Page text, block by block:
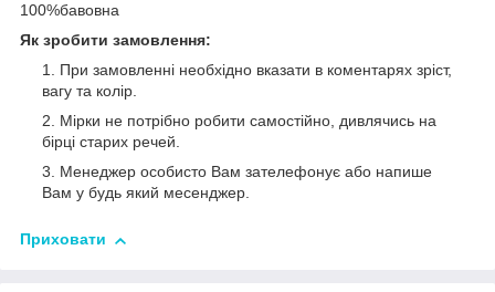
100%бавовна
Як зробити замовлення:
При замовленні необхідно вказати в коментарях зріст,
вагу та колір.
Мірки не потрібно робити самостійно, дивлячись на
бірці старих речей.
Менеджер особисто Вам зателефонує або напише
Вам у будь який месенджер.
Приховати